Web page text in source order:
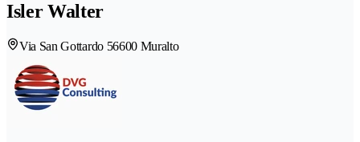
Isler Walter
Via San Gottardo 56600 Muralto